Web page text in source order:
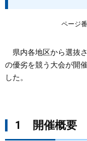
教育・文化・スポー
まちづくり
ページ
県内各地区から選抜
の優劣を競う大会が開
した。
1 開催概要